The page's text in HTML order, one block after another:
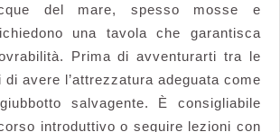
del mare, spesso mosse e
una tavola che garantisca
Prima di avventurarti tra le
avere l’attrezzatura adeguata come
salvagente. È consigliabile
introduttivo o seguire lezioni con